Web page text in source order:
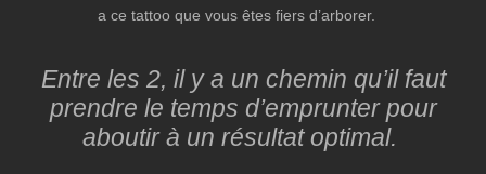
a ce tattoo que vous êtes fiers d’arborer.
Entre les 2, il y a un chemin qu’il faut
prendre le temps d’emprunter pour
aboutir à un résultat optimal.